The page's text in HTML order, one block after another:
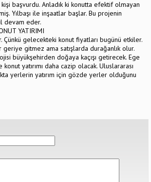
başvurdu. Anladık ki konutta efektif olmayan
Yılbaşı ile inşaatlar başlar. Bu projenin
devam eder.
YATIRIMI
Çünkü gelecekteki konut fiyatları bugünü etkiler.
gitmez ama satışlarda durağanlık olur.
büyükşehirden doğaya kaçışı getirecek. Ege
yatırımı daha cazip olacak. Uluslararası
yerlerin yatırım için gözde yerler olduğunu